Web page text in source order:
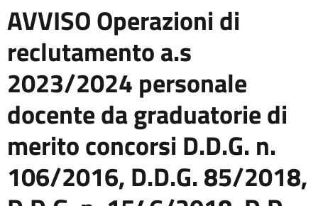
AVVISO Operazioni di
reclutamento a.s
2023/2024 personale
docente da graduatorie di
merito concorsi D.D.G. n.
106/2016, D.D.G. 85/2018,